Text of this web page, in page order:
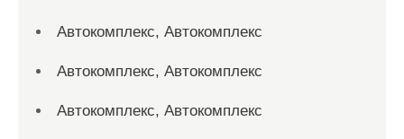
Автокомплекс, Автокомплекс
Автокомплекс, Автокомплекс
Автокомплекс, Автокомплекс